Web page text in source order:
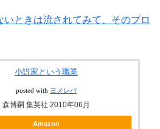
いときは流されてみて、そのプロ
小説家という職業
posted with ヨメレバ
森博嗣 集英社 2010年06月
Amazon